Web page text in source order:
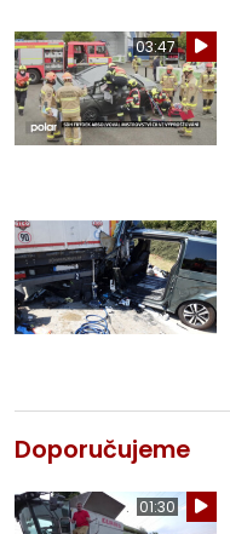
03:47
Doporučujeme
01:30